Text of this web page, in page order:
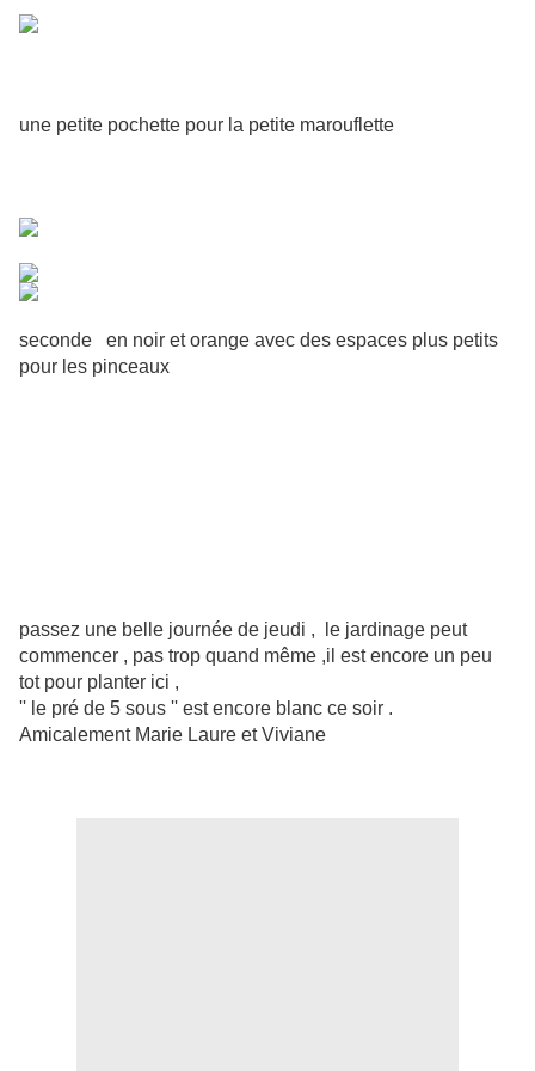
une petite pochette pour la petite marouflette
seconde en noir et orange avec des espaces plus petits
pour les pinceaux
passez une belle journée de jeudi , le jardinage peut
commencer , pas trop quand même ,il est encore un peu
tot pour planter ici ,
'' le pré de 5 sous '' est encore blanc ce soir .
Amicalement Marie Laure et Viviane